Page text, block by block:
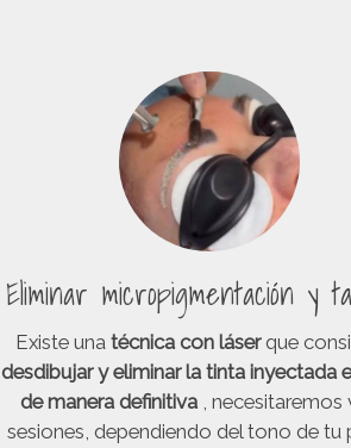
Eliminar micropigmentación y
Existe una técnica con láserque
desdibujar y eliminar la tinta inyectada
de manera definitiva , necesitaremos
sesiones, dependiendo del tono de tu